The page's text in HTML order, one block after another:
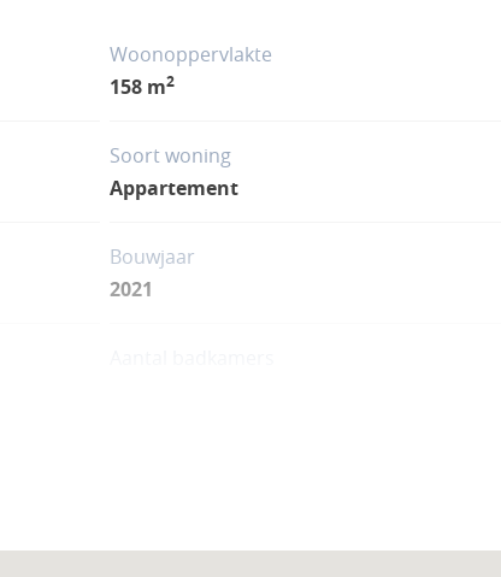
Woonoppervlakte
158 m2
Soort woning
Appartement
Bouwjaar
2021